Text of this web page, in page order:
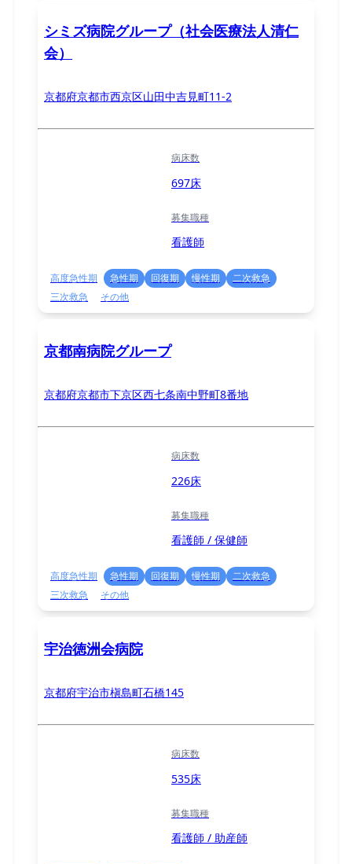
シミズ病院グループ（社会医療法人清仁
会）
京都府京都市西京区山田中吉見町11-2
病床数
697床
募集職種
看護師
高度急性期 急性期 回復期 慢性期
二次救急
三次救急
その他
京都南病院グループ
京都府京都市下京区西七条南中野町8番地
病床数
226床
募集職種
看護師 / 保健師
高度急性期 急性期 回復期 慢性期
二次救急
三次救急
その他
宇治徳洲会病院
京都府宇治市槇島町石橋145
病床数
535床
募集職種
看護師 / 助産師